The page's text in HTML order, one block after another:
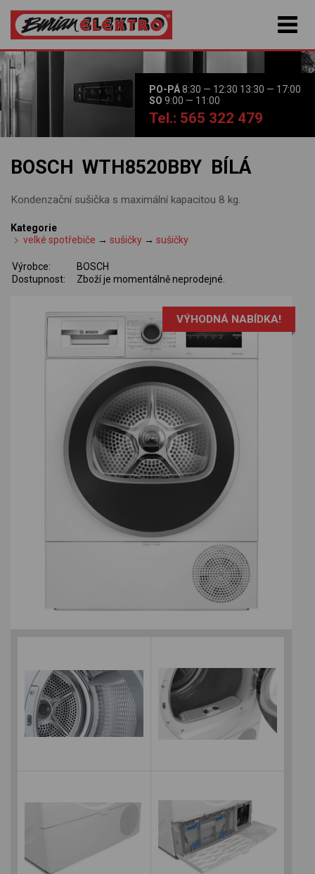
PO-PÁ8:30 — 12:30 13:30 — 17:00
SO 9:00 — 11:00
Tel.: 565 322 479
BOSCH WTH8520BBY BÍLÁ
Kondenzační sušička s maximální kapacitou 8 kg.
Kategorie
velké spotřebiče →sušičky →sušičky
Výrobce:
BOSCH
Dostupnost:
Zboží je momentálně neprodejné.
VÝHODNÁ NABÍDKA!